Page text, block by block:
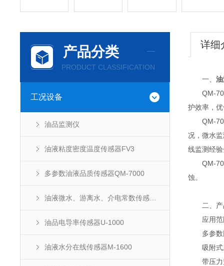
产品分类
PRODUCT CLASSIFICATION
工况设备
油品监测仪
油液粘度密度温度传感器FV3
多参数油液品质传感器QM-7000
油品电导率传感器U-1000
油液水分在线传感器M-1600
详细
一、
QM-
护效率，
QM-7000
况，微水
线监测经
QM-7000
蚀。
二、产
应用范
多参数同
吸附式磨
带压力监